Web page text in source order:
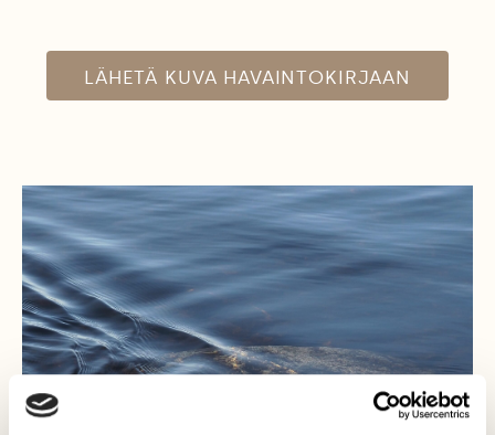
LÄHETÄ KUVA HAVAINTOKIRJAAN